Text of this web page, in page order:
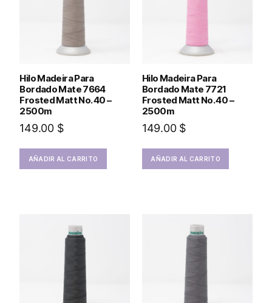
Hilo Madeira Para
Bordado Mate 7664
Frosted Matt No. 40 –
2500m
149.00 $
AÑADIR AL CARRITO
Hilo Madeira Para
Bordado Mate 7721
Frosted Matt No. 40 –
2500m
149.00 $
AÑADIR AL CARRITO